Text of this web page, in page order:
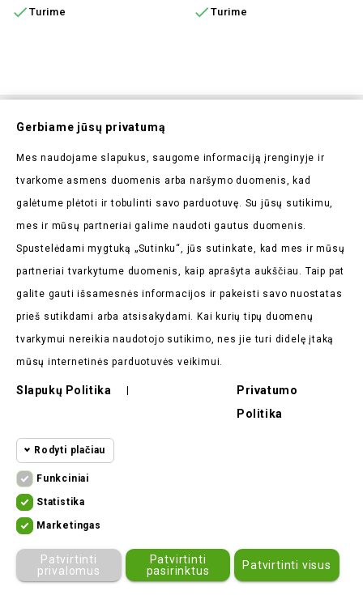
 Turime  Turime
Naujienlaiškį
Pirmieji sužinokite apie mūsų naujienas bei taikomas
Prekės
Gerbiame jūsų privatumą
Mes naudojame slapukus, saugome informaciją įrenginyje ir
tvarkome asmens duomenis arba naršymo duomenis, kad
galėtume plėtoti ir tobulinti savo parduotuvę. Su jūsų sutikimu,
mes ir mūsų partneriai galime naudoti gautus duomenis.
Spustelėdami mygtuką „Sutinku“, jūs sutinkate, kad mes ir mūsų
partneriai tvarkytume duomenis, kaip aprašyta aukščiau. Taip pat
galite gauti išsamesnės informacijos ir pakeisti savo nuostatas
prieš sutikdami arba atsisakydami. Kai kurių tipų duomenų
tvarkymui nereikia naudotojo sutikimo, nes jie turi didelę įtaką
mūsų internetinės parduotuvės veikimui.
Slapukų Politika
Privatumo
Politika
Rodyti plačiau
pagrindinės funkcijos. Be šių slapukų
Statistikos
slapukai
Marketingo
slapukai
Funkciniai
Statistika
Marketingas
Patvirtinti
privalomus
Patvirtinti
pasirinktus
Patvirtinti visus